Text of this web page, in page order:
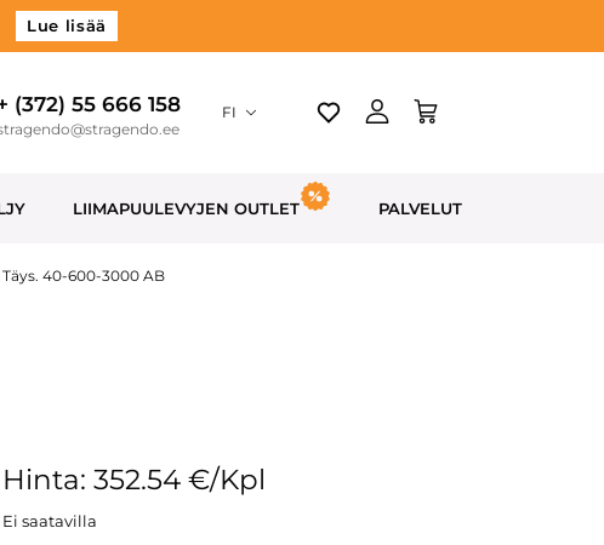
Lue lisää
(372) 55 666 158 FI
LIIMAPUULEVYJEN OUTLET PALVELUT
40-600-3000 AB
Hinta: 352.54 €/Kpl
Ei saatavilla